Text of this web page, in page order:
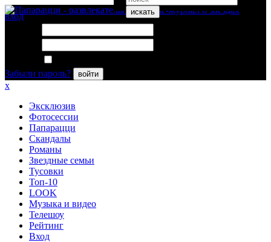
искать
вход
Забыли пароль?
войти
x
Эксклюзив
Фотосессии
Папарацци
Скандалы
Романы
Звездные семьи
Тусовки
Топ-10
LOOK
Музыка и видео
Телешоу
Рейтинг
Вход